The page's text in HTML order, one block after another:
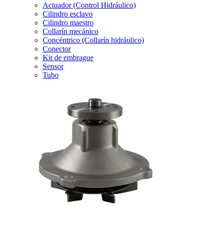
Actuador (Control Hidráulico)
Cilindro esclavo
Cilindro maestro
Collarín mecánico
Concéntrico (Collarín hidráulico)
Conector
Kit de embrague
Sensor
Tubo